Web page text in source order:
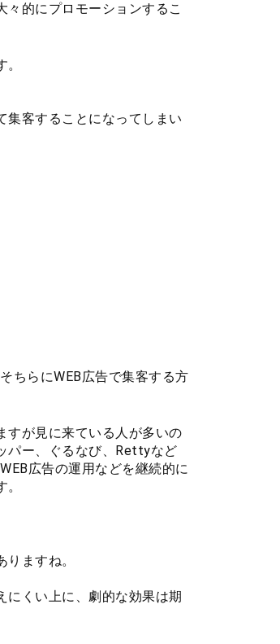
々的にプロモーションするこ
集客することになってしまい
ちらにWEB広告で集客する方
すが見に来ている人が多いの
パー、ぐるなび、Rettyなど
広告の運用などを継続的に
ますね。
にくい上に、劇的な効果は期